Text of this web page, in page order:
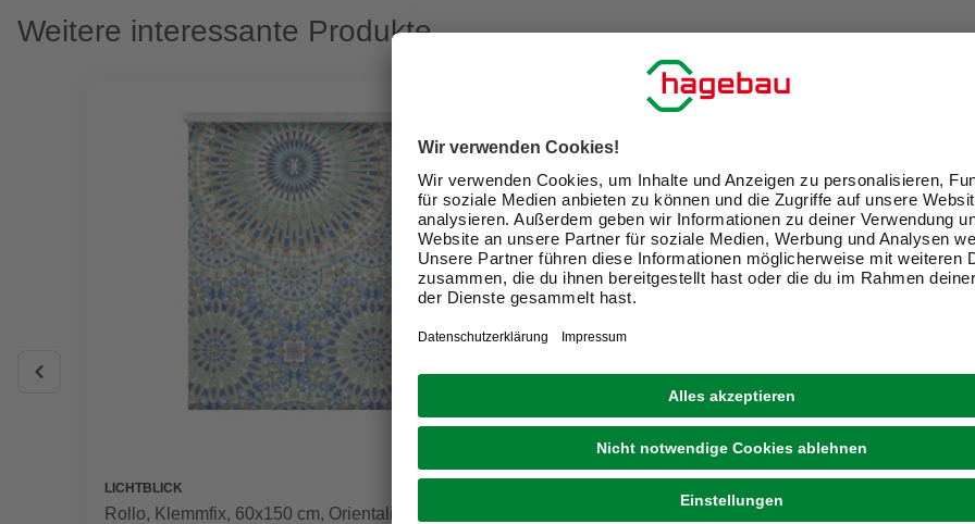
Weitere interessante Produkte
LICHTBLICK
Rollo, ‎‎Klemmfix, 60x150 cm‎, Orientalisches
GRATIS VERSAND
Kunststoff-Haustür »Signum Exklusiv«,